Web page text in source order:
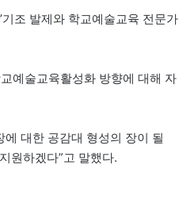
조 발제와 학교예술교육 전문가
예술교육활성화 방향에 대해 자
대한 공감대 형성의 장이 될
원하겠다”고 말했다.